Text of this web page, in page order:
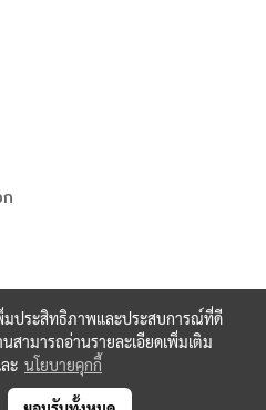
มประสิทธิภาพและประสบการณ์ที่ดี
สามารถอ่านรายละเอียดเพิ่มเติม
ะ นโยบายคุกกี้